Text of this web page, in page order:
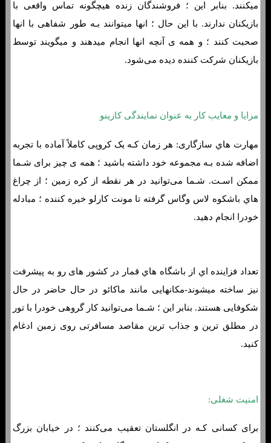
میکنند. بنابر این ؛ فروشندگان زنده هیچگونه تماس واقعی با
بازیکنان ندارند. با این حال ؛ انها میتوانند بـه طور شفاهی با انها
صحبت کنند ؛ و همه ی آنچه انها انجام میدهند و میگویند توسط
بازیکنان شرکت کننده دیده می‌شود.
مزایا و معایب کار به عنوان نمایندگی کازینو
مهارت هاي‌ سازگاری: هر زمان کـه یک کروپی کاملاً آماده با تجربه
اضافه شده بـه مجموعه خود داشته باشید ؛ همه ی چیز برای شـما
ممکن اسـت. شـما می‌توانید در هر نقطه از کره زمین ؛ از چراغ
هاي‌ باشکوه لاس وگاس گرفته تا مونت کارلو خیره کننده ؛ مبادله
خودرا انجام دهید.
تعداد فزاینده اي از باشگاه هاي‌ قمار در کشور های رو به پيشرفت
نیز ساخته میشوند-مکانهایی مانند ماکائو در حال حاضر در حال
شکوفایی هستند. بنابر این ؛ شـما می‌توانید کار گروهی خودرا با تور
در مطلق ترین و جذاب ترین مقاصد مسافرتی روی زمین ادغام
کنید.
امنیت شغلی:
برای کسانی کـه در انگلستان تعقیب می‌کنند ؛ در خیابان بزرگ